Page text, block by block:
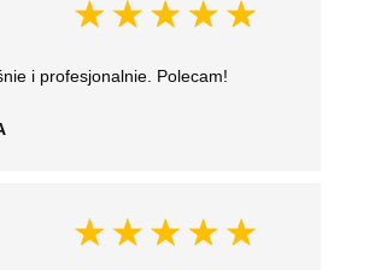
i profesjonalnie. Polecam!